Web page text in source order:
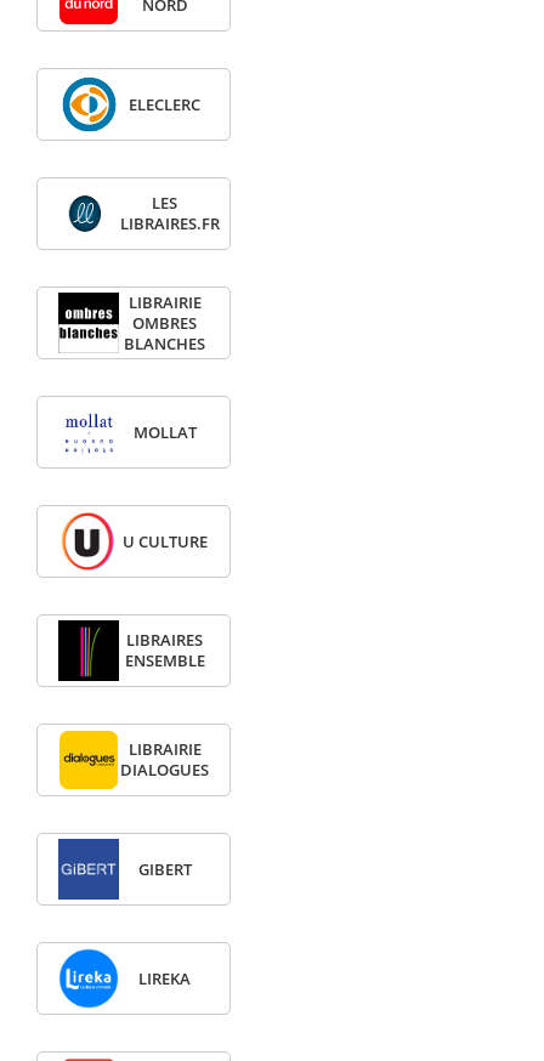
NORD
ELECLERC
LES
LIBRAIRES.FR
LIBRAIRIE
OMBRES
BLANCHES
MOLLAT
U CULTURE
LIBRAIRES
ENSEMBLE
LIBRAIRIE
DIALOGUES
GIBERT
LIREKA